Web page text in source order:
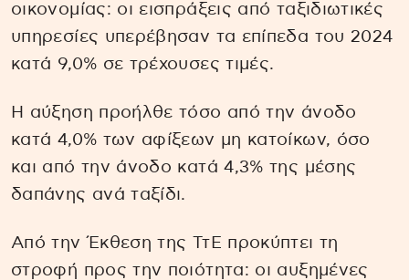
οικονομίας: οι εισπράξεις από ταξιδιωτικές
υπηρεσίες υπερέβησαν τα επίπεδα του 2024
κατά 9,0% σε τρέχουσες τιμές.
Η αύξηση προήλθε τόσο από την άνοδο
κατά 4,0% των αφίξεων μη κατοίκων, όσο
και από την άνοδο κατά 4,3% της μέσης
δαπάνης ανά ταξίδι.
Από την Έκθεση της ΤτΕ προκύπτει τη
στροφή προς την ποιότητα: οι αυξημένες